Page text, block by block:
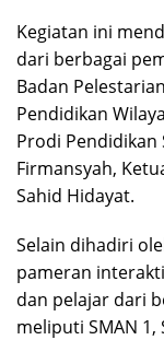
Kegiatan ini
dari berbagai
Badan
Pendidikan
Prodi Pendidikan
Firmansyah,
Sahid Hidayat.
Selain dihadiri
pameran
dan pelajar dari
meliputi SMAN 1,